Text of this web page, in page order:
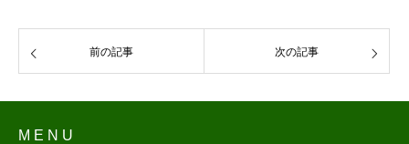
前の記事 次の記事
M E N U